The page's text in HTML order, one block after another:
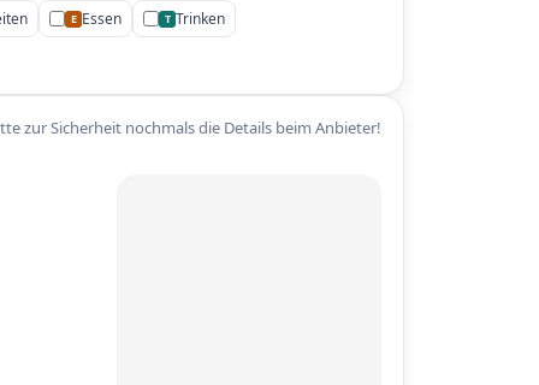
E Essen T Trinken
zur Sicherheit nochmals die Details beim Anbieter!